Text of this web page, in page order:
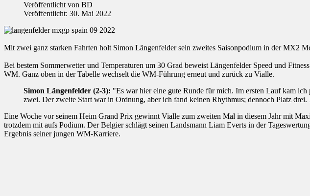
Veröffentlicht von BD
Veröffentlicht: 30. Mai 2022
Mit zwei ganz starken Fahrten holt Simon Längenfelder sein zweites Saisonpodium in der MX2
Bei bestem Sommerwetter und Temperaturen um 30 Grad beweist Längenfelder Speed und
WM. Ganz oben in der Tabelle wechselt die WM-Führung erneut und zurück zu Vialle.
Simon Längenfelder (2-3): "Es war hier eine gute Runde für mich. Im ersten Lauf kam
zwei. Der zweite Start war in Ordnung, aber ich fand keinen Rhythmus; dennoch Platz
Eine Woche vor seinem Heim Grand Prix gewinnt Vialle zum zweiten Mal in diesem Jahr mit
trotzdem mit aufs Podium. Der Belgier schlägt seinen Landsmann Liam Everts in der
Ergebnis seiner jungen WM-Karriere.